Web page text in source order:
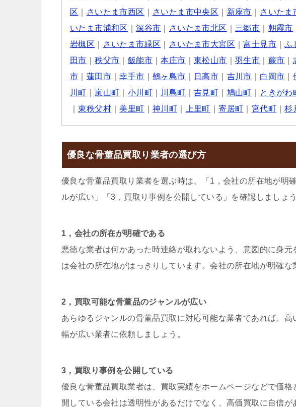
区
さいたま市西区 さいたま市中央区 新座市 さいたま
いたま市浦和区
｜深谷市 さいたま市北区 三郷市 朝霞市
岩槻区
さいたま市緑区 さいたま市大宮区 ｜富士見市 ｜ふ
田市 ｜秩父市 飯能市 ｜本庄市 ｜東松山市 ｜羽生市 蕨市
市
蓮田市 ｜幸手市 ｜鶴ヶ島市 日高市 吉川市 白岡市
川町
嵐山町 小川町 川島町 ｜吉見町 鳩山町 ときがわ
｜東秩父村 美里町 ｜神川町 上里町 ｜寄居町 宮代町 ｜杉
優良な骨董品買取り業者の選び方
優良な骨董品買取り業者を選ぶ時は、「1，会社の所在地が明
ルが広い」「3，買取り事例を公開している」を確認しましょう
1，会社の所在が明確である
悪徳な業者は何かあった時連絡が取れないよう、意図的に身
は会社の所在地がはっきりしています。会社の所在地が明確な
2，買取可能な骨董品のジャンルが広い
あらゆるジャンルの骨董品買取に対応可能な業者であれば、
幅が広い業者に依頼しましょう。
3，買取り事例を公開している
優良な骨董品買取業者は、買取実績をホームページなどで価
開している会社は透明性があるだけでなく、高価買取に自信